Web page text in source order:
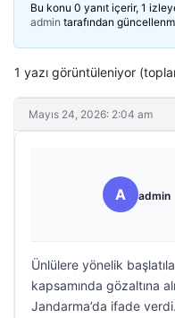
Bu konu 0 yanıt içerir, 1
admin tarafından
1 yazı görüntüleniyor
Mayıs 24, 2026: 2:04 am
A admin
Ünlülere yönelik
kapsamında gözaltına
Jandarma’da ifade